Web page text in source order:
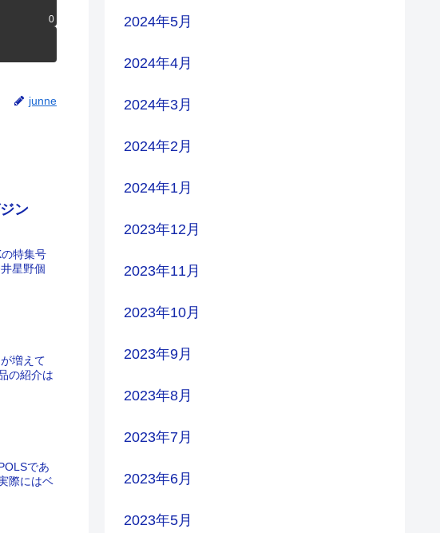
0
junne
ン
特集号
星野個
増えて
の紹介は
であ
際にはベ
2024年5月
2024年4月
2024年3月
2024年2月
2024年1月
2023年12月
2023年11月
2023年10月
2023年9月
2023年8月
2023年7月
2023年6月
2023年5月